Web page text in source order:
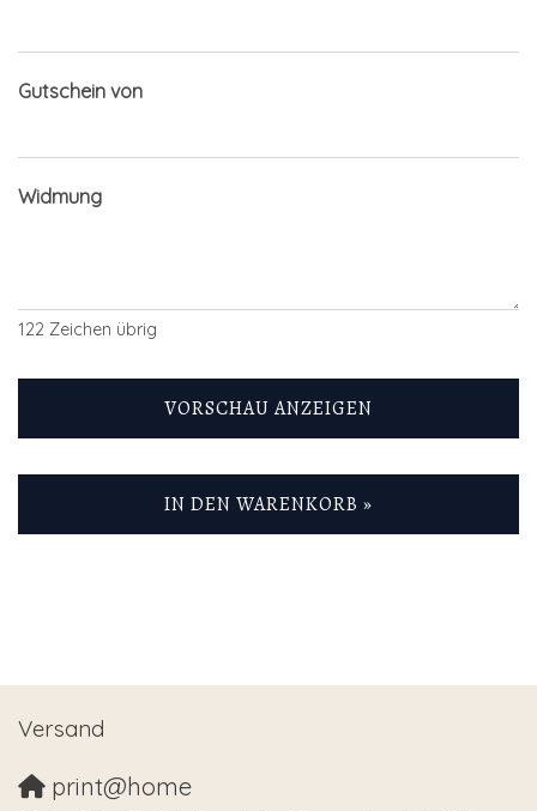
Gutschein von
Widmung
122 Zeichen übrig
VORSCHAU ANZEIGEN
IN DEN WARENKORB »
Versand
print@home